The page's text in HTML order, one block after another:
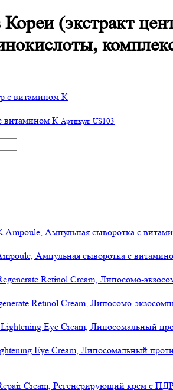
(экстракт
витамином К Артикул: US103
+
Ампульная сыворотка с
Retinol Cream, Липосомо-
Eye Cream, Липосомальный